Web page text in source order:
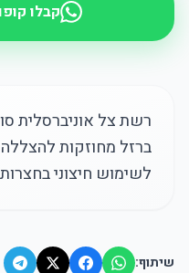
קבלו
ברזל מחוזקות
לשימוש חיצוני
שיתוף: